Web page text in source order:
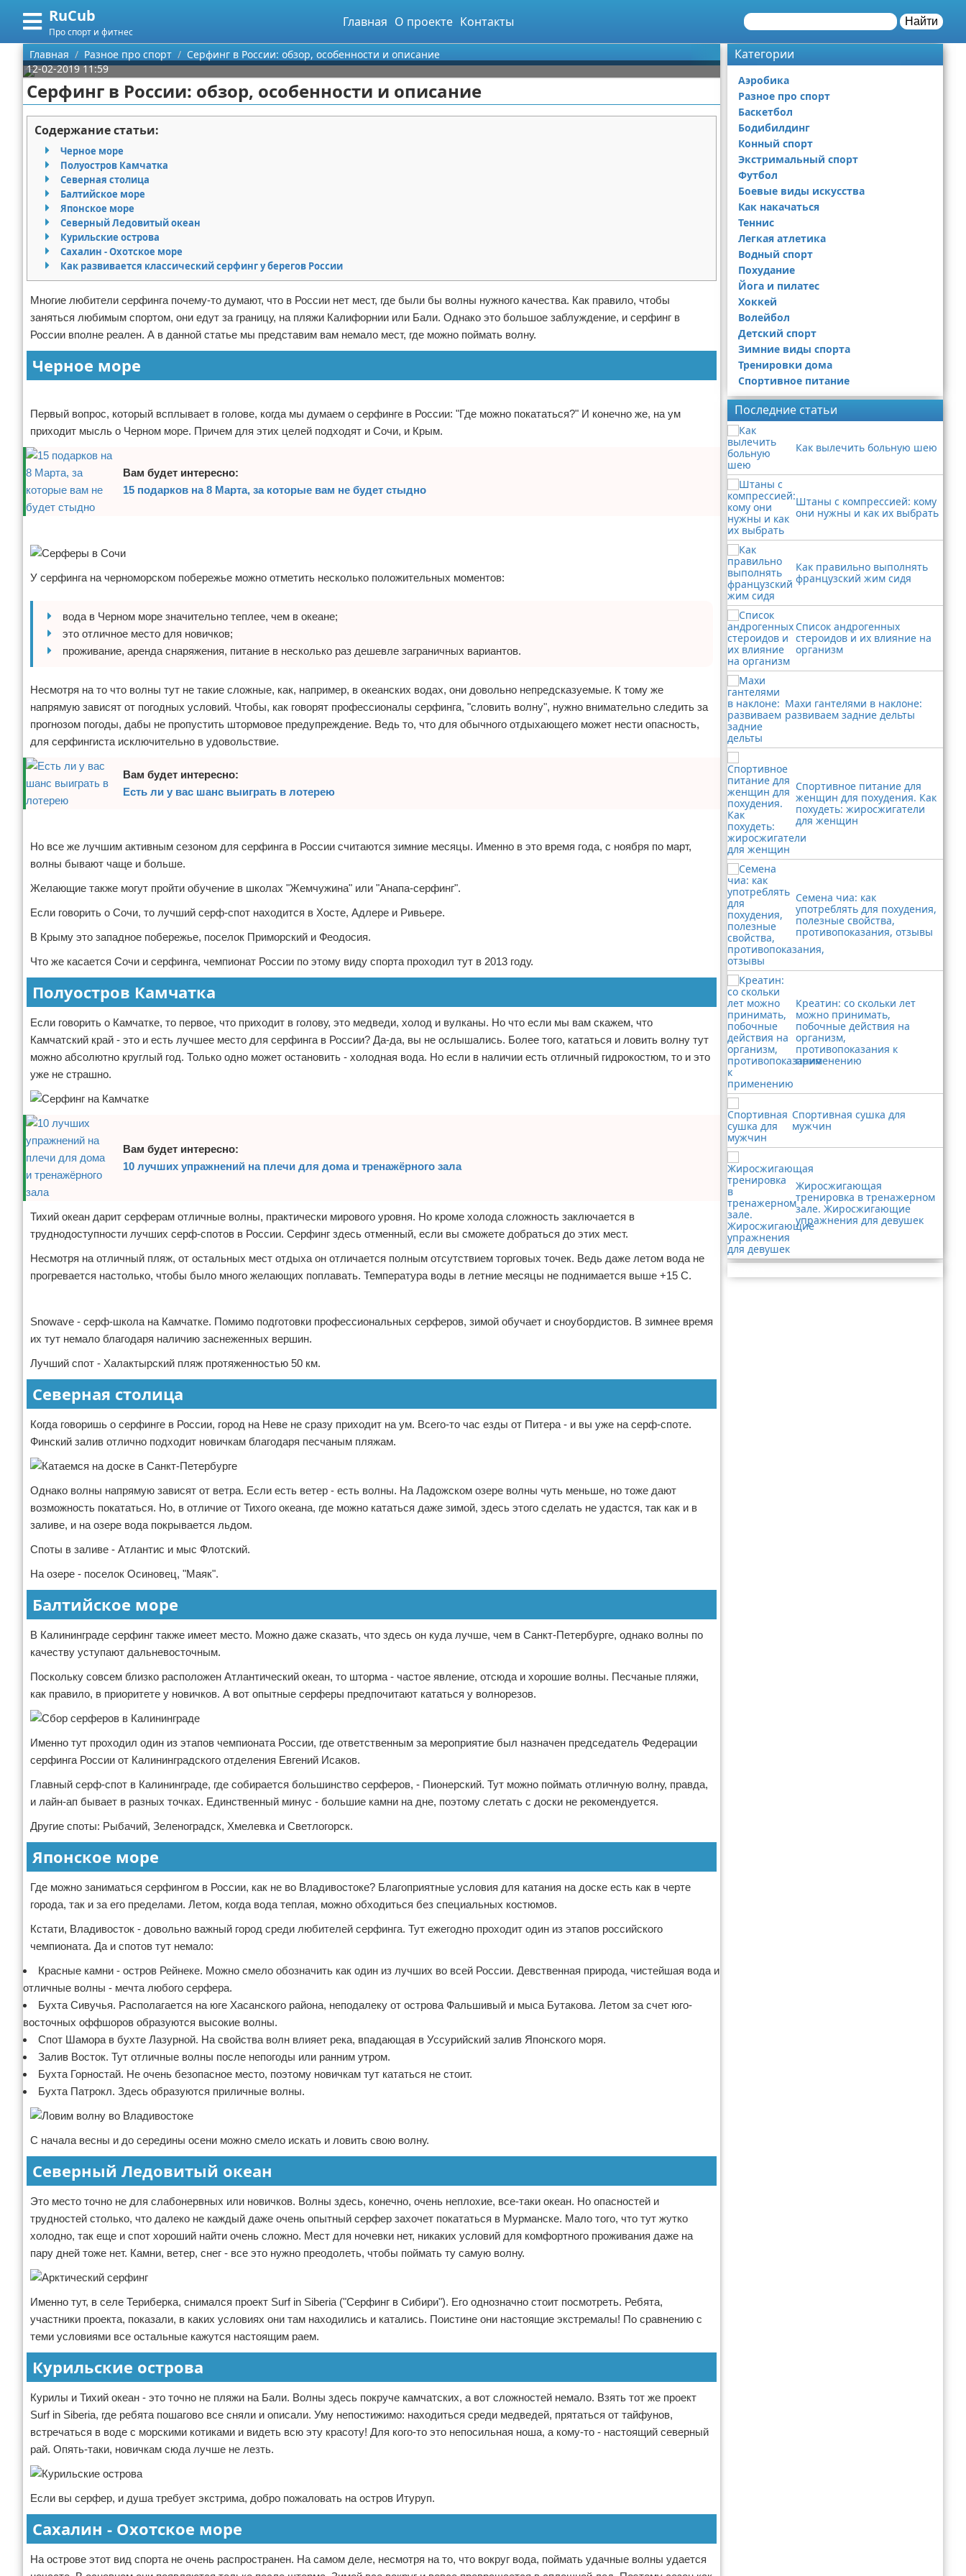
RuCub
Про спорт и фитнес
Главная О проекте Контакты Найти
Меню
Главная
Категории
Аэробика
Разное про спорт
Баскетбол
Бодибилдинг
Конный спорт
Экстримальный спорт
Футбол
Боевые виды искусства
Как накачаться
Теннис
Легкая атлетика
Водный спорт
Похудание
Волейбол
Детский спорт
Зимние виды спорта
Тренировки дома
Спортивное питание
Поиск
О проекте
Контакты
Сотрудничество
Размещение рекламы
Для правообладателей
Условия предоставления информации
Отказ от ответственности
Главная Разное про спорт
Серфинг в России: обзор, особенности и описание
12-02-2019 11:59
Серфинг в России: обзор, особенности и описание
Содержание статьи:
Черное море
Полуостров Камчатка
Северная столица
Балтийское море
Японское море
Северный Ледовитый океан
Курильские острова
Сахалин - Охотское море
Как развивается классический серфинг у берегов России
Многие любители серфинга почему-то думают, что в России нет мест, где были бы волны нужного качества. Как правило, чтобы
заняться любимым спортом, они едут за границу, на пляжи Калифорнии или Бали. Однако это большое заблуждение, и серфинг в
России вполне реален. А в данной статье мы представим вам немало мест, где можно поймать волну.
Черное море
Первый вопрос, который всплывает в голове, когда мы думаем о серфинге в России: "Где можно покататься?" И конечно же, на ум
приходит мысль о Черном море. Причем для этих целей подходят и Сочи, и Крым.
Вам будет интересно:
15 подарков на 8 Марта, за которые вам не будет стыдно
У серфинга на черноморском побережье можно отметить несколько положительных моментов:
вода в Черном море значительно теплее, чем в океане;
это отличное место для новичков;
проживание, аренда снаряжения, питание в несколько раз дешевле заграничных вариантов.
Несмотря на то что волны тут не такие сложные, как, например, в океанских водах, они довольно непредсказуемые. К тому же
напрямую зависят от погодных условий. Чтобы, как говорят профессионалы серфинга, "словить волну", нужно внимательно следить за
прогнозом погоды, дабы не пропустить штормовое предупреждение. Ведь то, что для обычного отдыхающего может нести опасность,
для серфингиста исключительно в удовольствие.
Вам будет интересно:
Есть ли у вас шанс выиграть в лотерею
Но все же лучшим активным сезоном для серфинга в России считаются зимние месяцы. Именно в это время года, с ноября по март,
волны бывают чаще и больше.
Желающие также могут пройти обучение в школах "Жемчужина" или "Анапа-серфинг".
Если говорить о Сочи, то лучший серф-спот находится в Хосте, Адлере и Ривьере.
В Крыму это западное побережье, поселок Приморский и Феодосия.
Что же касается Сочи и серфинга, чемпионат России по этому виду спорта проходил тут в 2013 году.
Полуостров Камчатка
Если говорить о Камчатке, то первое, что приходит в голову, это медведи, холод и вулканы. Но что если мы вам скажем, что
Камчатский край - это и есть лучшее место для серфинга в России? Да-да, вы не ослышались. Более того, кататься и ловить волну тут
можно абсолютно круглый год. Только одно может остановить - холодная вода. Но если в наличии есть отличный гидрокостюм, то и это
уже не страшно.
Вам будет интересно:
10 лучших упражнений на плечи для дома и тренажёрного зала
Тихий океан дарит серферам отличные волны, практически мирового уровня. Но кроме холода сложность заключается в
труднодоступности лучших серф-спотов в России. Серфинг здесь отменный, если вы сможете добраться до этих мест.
Несмотря на отличный пляж, от остальных мест отдыха он отличается полным отсутствием торговых точек. Ведь даже летом вода не
прогревается настолько, чтобы было много желающих поплавать. Температура воды в летние месяцы не поднимается выше +15 С.
Snowave - серф-школа на Камчатке. Помимо подготовки профессиональных серферов, зимой обучает и сноубордистов. В зимнее время
их тут немало благодаря наличию заснеженных вершин.
Лучший спот - Халактырский пляж протяженностью 50 км.
Северная столица
Когда говоришь о серфинге в России, город на Неве не сразу приходит на ум. Всего-то час езды от Питера - и вы уже на серф-споте.
Финский залив отлично подходит новичкам благодаря песчаным пляжам.
Однако волны напрямую зависят от ветра. Если есть ветер - есть волны. На Ладожском озере волны чуть меньше, но тоже дают
возможность покататься. Но, в отличие от Тихого океана, где можно кататься даже зимой, здесь этого сделать не удастся, так как и в
заливе, и на озере вода покрывается льдом.
Споты в заливе - Атлантис и мыс Флотский.
На озере - поселок Осиновец, "Маяк".
Балтийское море
В Калининграде серфинг также имеет место. Можно даже сказать, что здесь он куда лучше, чем в Санкт-Петербурге, однако волны по
качеству уступают дальневосточным.
Поскольку совсем близко расположен Атлантический океан, то шторма - частое явление, отсюда и хорошие волны. Песчаные пляжи,
как правило, в приоритете у новичков. А вот опытные серферы предпочитают кататься у волнорезов.
Именно тут проходил один из этапов чемпионата России, где ответственным за мероприятие был назначен председатель Федерации
серфинга России от Калининградского отделения Евгений Исаков.
Главный серф-спот в Калининграде, где собирается большинство серферов, - Пионерский. Тут можно поймать отличную волну, правда,
и лайн-ап бывает в разных точках. Единственный минус - большие камни на дне, поэтому слетать с доски не рекомендуется.
Другие споты: Рыбачий, Зеленоградск, Хмелевка и Светлогорск.
Японское море
Где можно заниматься серфингом в России, как не во Владивостоке? Благоприятные условия для катания на доске есть как в черте
города, так и за его пределами. Летом, когда вода теплая, можно обходиться без специальных костюмов.
Кстати, Владивосток - довольно важный город среди любителей серфинга. Тут ежегодно проходит один из этапов российского
чемпионата. Да и спотов тут немало:
Красные камни - остров Рейнеке. Можно смело обозначить как один из лучших во всей России. Девственная природа, чистейшая вода и
отличные волны - мечта любого серфера.
Бухта Сивучья. Располагается на юге Хасанского района, неподалеку от острова Фальшивый и мыса Бутакова. Летом за счет юго-
восточных оффшоров образуются высокие волны.
Спот Шамора в бухте Лазурной. На свойства волн влияет река, впадающая в Уссурийский залив Японского моря.
Залив Восток. Тут отличные волны после непогоды или ранним утром.
Бухта Горностай. Не очень безопасное место, поэтому новичкам тут кататься не стоит.
Бухта Патрокл. Здесь образуются приличные волны.
С начала весны и до середины осени можно смело искать и ловить свою волну.
Северный Ледовитый океан
Это место точно не для слабонервных или новичков. Волны здесь, конечно, очень неплохие, все-таки океан. Но опасностей и
трудностей столько, что далеко не каждый даже очень опытный серфер захочет покататься в Мурманске. Мало того, что тут жутко
холодно, так еще и спот хороший найти очень сложно. Мест для ночевки нет, никаких условий для комфортного проживания даже на
пару дней тоже нет. Камни, ветер, снег - все это нужно преодолеть, чтобы поймать ту самую волну.
Именно тут, в селе Териберка, снимался проект Surf in Siberia ("Серфинг в Сибири"). Его однозначно стоит посмотреть. Ребята,
участники проекта, показали, в каких условиях они там находились и катались. Поистине они настоящие экстремалы! По сравнению с
теми условиями все остальные кажутся настоящим раем.
Курильские острова
Курилы и Тихий океан - это точно не пляжи на Бали. Волны здесь покруче камчатских, а вот сложностей немало. Взять тот же проект
Surf in Siberia, где ребята пошагово все сняли и описали. Уму непостижимо: находиться среди медведей, прятаться от тайфунов,
встречаться в воде с морскими котиками и видеть всю эту красоту! Для кого-то это непосильная ноша, а кому-то - настоящий северный
рай. Опять-таки, новичкам сюда лучше не лезть.
Если вы серфер, и душа требует экстрима, добро пожаловать на остров Итуруп.
Сахалин - Охотское море
На острове этот вид спорта не очень распространен. На самом деле, несмотря на то, что вокруг вода, поймать удачные волны удается
Категории
Аэробика
Разное про спорт
Баскетбол
Бодибилдинг
Конный спорт
Экстримальный спорт
Футбол
Боевые виды искусства
Как накачаться
Теннис
Легкая атлетика
Водный спорт
Похудание
Йога и пилатес
Хоккей
Волейбол
Детский спорт
Зимние виды спорта
Тренировки дома
Спортивное питание
Последние статьи
Как вылечить больную шею
Штаны с компрессией: кому
они нужны и как их выбрать
Как правильно выполнять
французский жим сидя
Список андрогенных
стероидов и их влияние на
организм
Махи гантелями в наклоне:
развиваем задние дельты
Спортивное питание для
женщин для похудения. Как
похудеть: жиросжигатели
для женщин
Семена чиа: как
употреблять для похудения,
полезные свойства,
противопоказания, отзывы
Креатин: со скольки лет
можно принимать,
побочные действия на
организм,
противопоказания к
применению
Спортивная сушка для
мужчин
Жиросжигающая
тренировка в тренажерном
зале. Жиросжигающие
упражнения для девушек